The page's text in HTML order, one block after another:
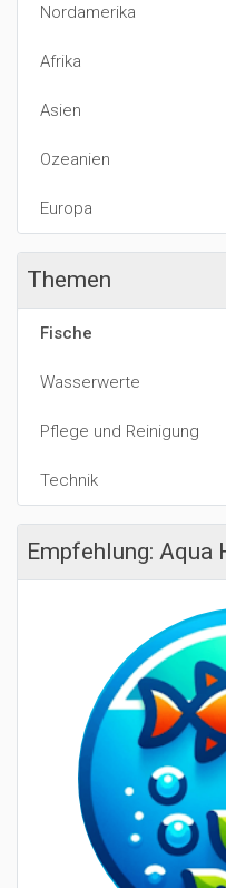
Nordamerika
Afrika
Asien
Ozeanien
Europa
Themen
Fische
Wasserwerte
Pflege und Reinigung
Technik
Empfehlung: Aqua